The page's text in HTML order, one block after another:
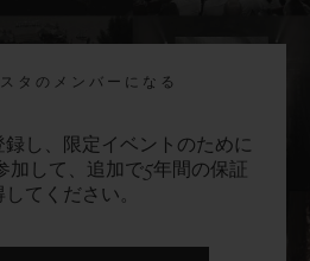
タのメンバーになる
し、限定イベントのために
加して、追加で5年間の保証
てください。